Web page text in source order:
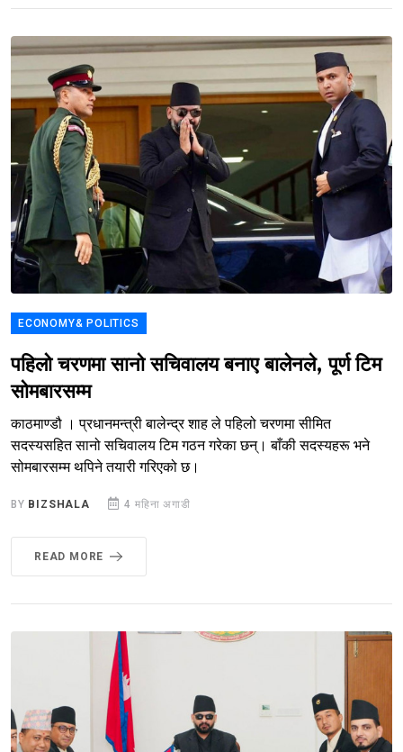
ECONOMY& POLITICS
पहिलो चरणमा सानो सचिवालय बनाए बालेनले, पूर्ण टिम
सोमबारसम्म
काठमाण्डौ । प्रधानमन्त्री बालेन्द्र शाह ले पहिलो चरणमा सीमित
सदस्यसहित सानो सचिवालय टिम गठन गरेका छन्। बाँकी सदस्यहरू भने
सोमबारसम्म थपिने तयारी गरिएको छ।
BY BIZSHALA 4 महिना अगाडी
READ MORE